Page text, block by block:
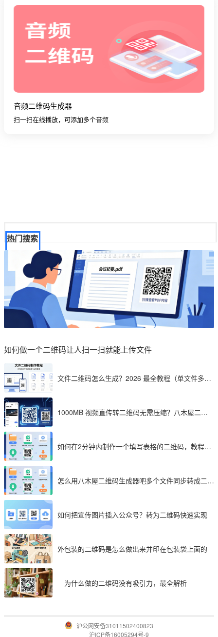
音频二维码生成器
扫一扫在线播放，可添加多个音频
热门搜索
如何做一个二维码让人扫一扫就能上传文件
文件二维码怎么生成？2026 最全教程（单文件多文
1000MB 视频直传转二维码无需压缩？八木屋二维
如何在2分钟内制作一个填写表格的二维码，教程分
怎么用八木屋二维码生成器吧多个文件同步转成二维
如何把宣传图片插入公众号？转为二维码快速实现
外包装的二维码是怎么做出来并印在包装袋上面的
为什么做的二维码没有吸引力，最全解析
沪公网安备31011502400823
沪ICP备16005294号-9